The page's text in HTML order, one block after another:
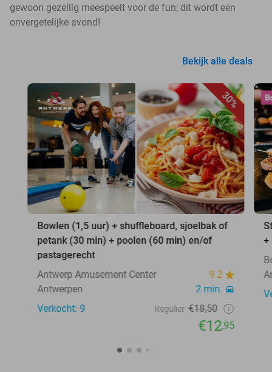
gewoon gezellig meespeelt voor de fun; dit wordt een
onvergetelijke avond!
Bekijk alle deals
30%
Bowlen (1,5 uur) + shuffleboard, sjoelbak of
petank (30 min) + poolen (60 min) en/of
pastagerecht
Antwerp Amusement Center
9.2
Antwerpen
2 min.
Verkocht: 9
Regulier €18,50
€12,95
+